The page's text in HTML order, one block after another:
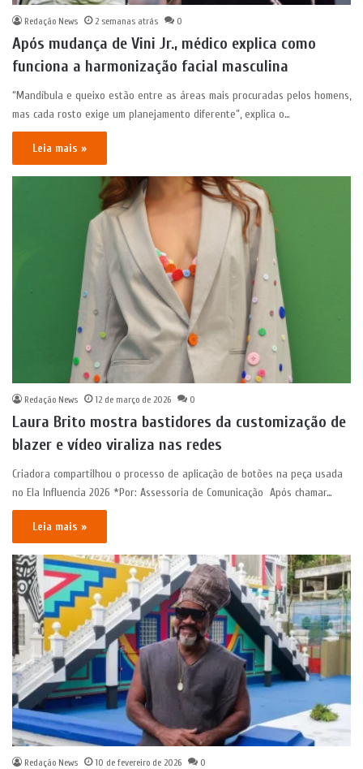
Redação News 2 semanas atrás 0
Após mudança de Vini Jr., médico explica como
funciona a harmonização facial masculina
“Mandíbula e queixo estão entre as áreas mais procuradas pelos homens,
mas cada rosto exige um planejamento diferente”, explica o…
Leia mais »
Redação News 12 de março de 2026 0
Laura Brito mostra bastidores da customização de
blazer e vídeo viraliza nas redes
Criadora compartilhou o processo de aplicação de botões na peça usada
no Ela Influencia 2026 *Por: Assessoria de Comunicação Após chamar…
Leia mais »
Redação News 10 de fevereiro de 2026 0